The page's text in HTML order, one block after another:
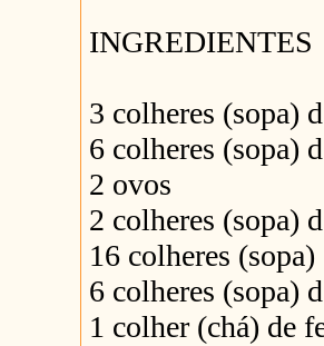
INGREDIENTES
3 colheres (sopa)
6 colheres (sopa)
2 ovos
2 colheres
16 colheres
6 colheres (sopa)
1 colher (chá) de